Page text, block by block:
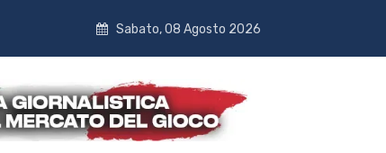
Sabato, 08 Agosto 2026